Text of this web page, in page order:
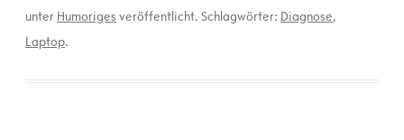
unter Humoriges veröffentlicht. Schlagwörter: Diagnose,
Laptop.